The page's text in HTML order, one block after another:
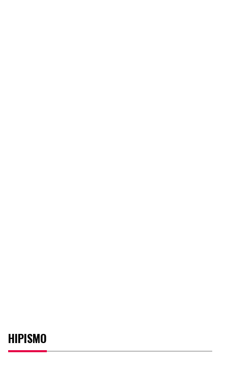
HIPISMO